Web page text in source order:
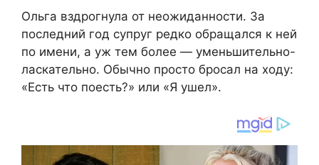
Ольга вздрогнула от неожиданности. За
последний год супруг редко обращался к ней
по имени, а уж тем более — уменьшительно-
ласкательно. Обычно просто бросал на ходу:
«Есть что поесть?» или «Я ушел».